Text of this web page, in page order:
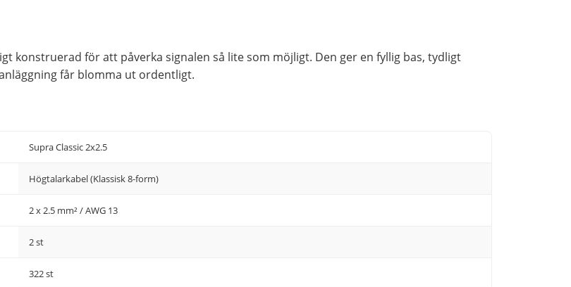
konstruerad för att påverka signalen så lite som möjligt. Den ger en fyllig bas, tydligt
får blomma ut ordentligt.
Supra Classic 2x2.5
Högtalarkabel (Klassisk 8-form)
2 x 2.5 mm² / AWG 13
2 st
322 st